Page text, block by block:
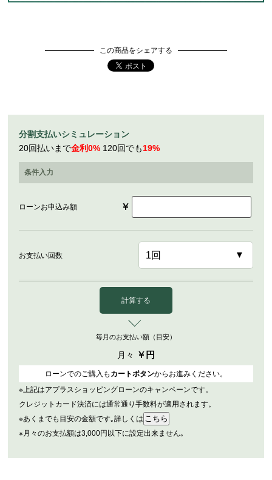
この商品をシェアする
分割支払いシミュレーション
20回払いまで金利0% 120回でも19%
条件入力
ローンお申込み額 ￥
お支払い回数
計算する
毎月のお支払い額（目安）
月々 ￥ 円
ローンでのご購入も カートボタンからお進みください。
※上記はアプラスショッピングローンのキャンペーンです。
クレジットカード決済には通常通り手数料が適用されます。
※あくまでも目安の金額です｡詳しくは
※月々のお支払額は3,000円以下に設定出来ません｡